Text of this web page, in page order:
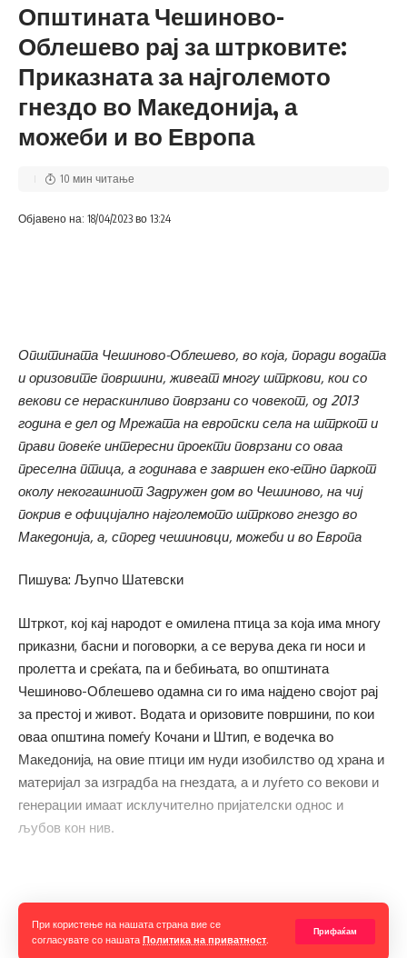
При користење на нашата страна вие се
согласувате со нашата Политика на приватност
Прифаќам
Општината Чешиново-
Облешево рај за штрковите:
Приказната за најголемото
гнездо во Македонија, а
можеби и во Европа
Објавено на: 18/04/2023 во 13:24
10 мин читање
Општината Чешиново-Облешево, во која, поради водата
и оризовите површини, живеат многу штркови, кои со
векови се нераскинливо поврзани со човекот, од 2013
година е дел од Мрежата на европски села на штркот и
прави повеќе интересни проекти поврзани со оваа
преселна птица, а годинава е завршен еко-етно паркот
околу некогашниот Задружен дом во Чешиново, на чиј
покрив е официјално најголемото штрково гнездо во
Македонија, а, според чешиновци, можеби и во Европа
Пишува: Љупчо Шатевски
Штркот, кој кај народот е омилена птица за која има многу
приказни, басни и поговорки, а се верува дека ги носи и
пролетта и среќата, па и бебињата, во општината
Чешиново-Облешево одамна си го има најдено својот рај
за престој и живот. Водата и оризовите површини, по кои
оваа општина помеѓу Кочани и Штип, е водечка во
Македонија, на овие птици им нуди изобилство од храна и
материјал за изградба на гнездата, а и луѓето со векови и
генерации имаат исклучително пријателски однос и
љубов кон нив.
Прочитај ја целата вест